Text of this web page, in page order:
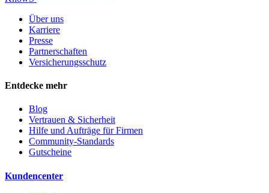
Über uns
Karriere
Presse
Partnerschaften
Versicherungsschutz
Entdecke mehr
Blog
Vertrauen & Sicherheit
Hilfe und Aufträge für Firmen
Community-Standards
Gutscheine
Kundencenter